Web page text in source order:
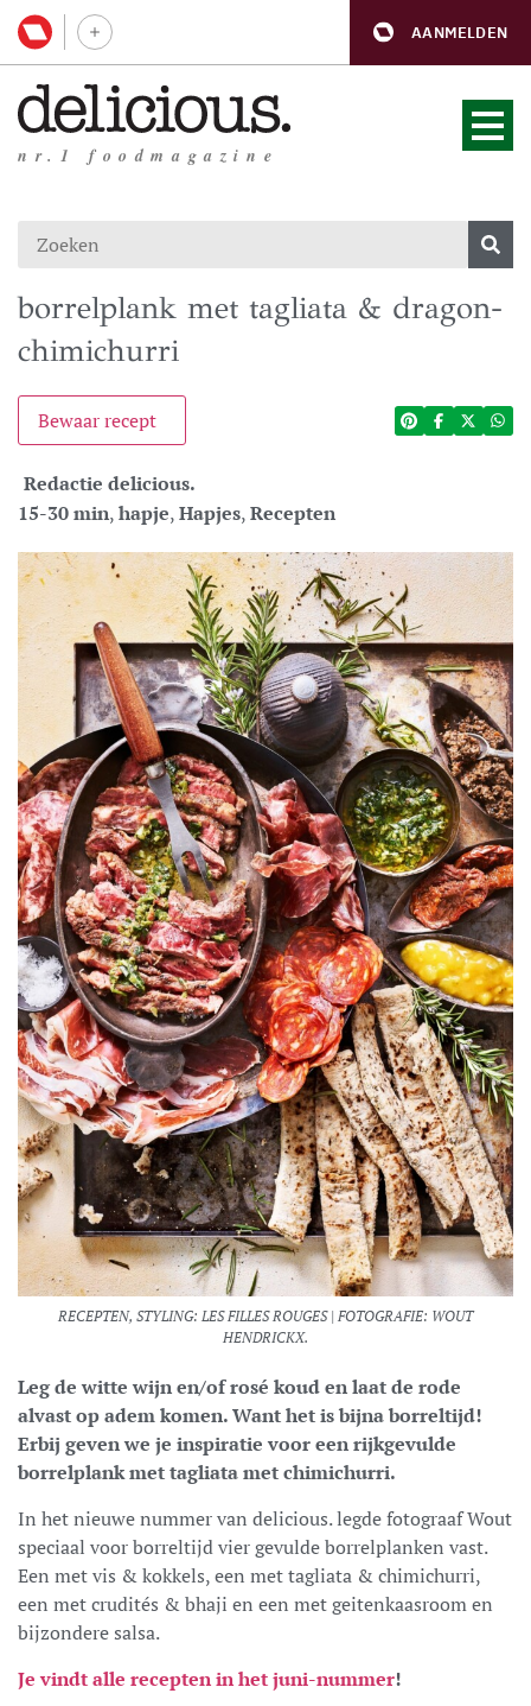
AANMELDEN
nr.1 foodmagazine
borrelplank met tagliata & dragon-
chimichurri
Bewaar recept
Redactie delicious.
15-30 min,hapje,Hapjes,Recepten
RECEPTEN, STYLING: LES FILLES ROUGES | FOTOGRAFIE: WOUT
HENDRICKX.
Leg de witte wijn en/of rosé koud en laat de rode
alvast op adem komen. Want het is bijna borreltijd!
Erbij geven we je inspiratie voor een rijkgevulde
borrelplank met tagliata met chimichurri.
In het nieuwe nummer van delicious. legde fotograaf Wout
speciaal voor borreltijd vier gevulde borrelplanken vast.
Een met vis & kokkels, een met tagliata & chimichurri,
een met crudités & bhaji en een met geitenkaasroom en
bijzondere salsa.
Je vindt alle recepten in het juni-nummer!